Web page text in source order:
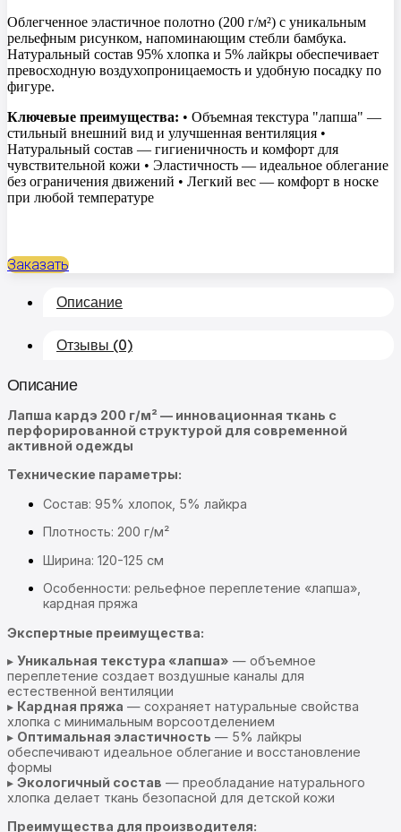
Облегченное эластичное полотно (200 г/м²) с уникальным
рельефным рисунком, напоминающим стебли бамбука.
Натуральный состав 95% хлопка и 5% лайкры обеспечивает
превосходную воздухопроницаемость и удобную посадку по
фигуре.
Ключевые преимущества: • Объемная текстура "лапша" —
стильный внешний вид и улучшенная вентиляция •
Натуральный состав — гигиеничность и комфорт для
чувствительной кожи • Эластичность — идеальное облегание
без ограничения движений • Легкий вес — комфорт в носке
при любой температуре
Заказать
Описание
Отзывы (0)
Описание
Лапша кардэ 200 г/м² — инновационная ткань с
перфорированной структурой для современной
активной одежды
Технические параметры:
Состав: 95% хлопок, 5% лайкра
Плотность: 200 г/м²
Ширина: 120-125 см
Особенности: рельефное переплетение «лапша»,
кардная пряжа
Экспертные преимущества:
▸ Уникальная текстура «лапша» — объемное
переплетение создает воздушные каналы для
естественной вентиляции
▸ Кардная пряжа — сохраняет натуральные свойства
хлопка с минимальным ворсоотделением
▸ Оптимальная эластичность — 5% лайкры
обеспечивают идеальное облегание и восстановление
формы
▸ Экологичный состав — преобладание натурального
хлопка делает ткань безопасной для детской кожи
Преимущества для производителя: